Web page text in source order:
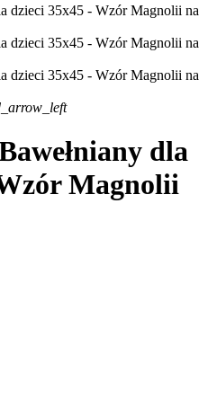
dla
Magnolii